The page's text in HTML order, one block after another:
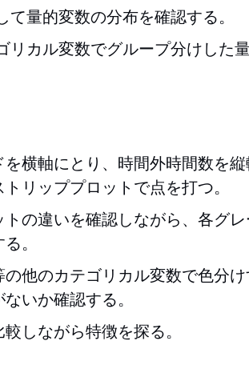
て量的変数の分布を確認する。
リカル変数でグループ分けした
横軸にとり、時間外時間数を
リッププロットで点を打つ。
の違いを確認しながら、各グ
。
他のカテゴリカル変数で色分
いか確認する。
しながら特徴を探る。